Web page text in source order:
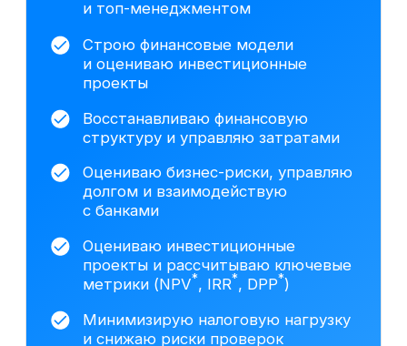
На основе исследования 3408 вакансий hh.ru
мы выделяем наиболее важные навыки,
которым клиенты обучаются на курсе
На базе анализа исторических
данных построил трёхформовую
финансовую модель
развития (базовый,
оптимистичный, стрессовый),
включая прогноз выручки,
потоков.Провёл DCF*-оценку
(FCFF /FCFE ) и анализ
чувствительности.Подготовил
презентацию для собственников
стоимости компании и ключевыми
управленческими выводами.